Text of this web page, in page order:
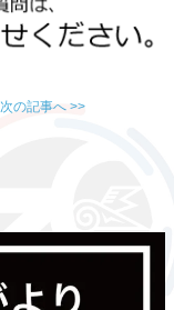
次の記事へ >>